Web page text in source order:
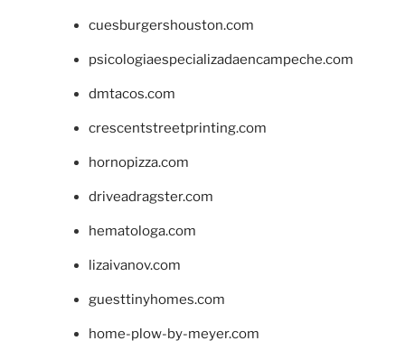
cuesburgershouston.com
psicologiaespecializadaencampeche.com
dmtacos.com
crescentstreetprinting.com
hornopizza.com
driveadragster.com
hematologa.com
lizaivanov.com
guesttinyhomes.com
home-plow-by-meyer.com